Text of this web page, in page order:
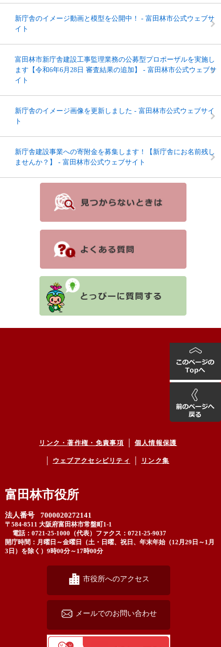
新庁舎のイメージ動画と模型を公開中！ - 富田林市公式ウェブサ
イト
富田林市新庁舎建設工事監理業務の公募型プロポーザルを実施し
ます【令和6年6月28日 審査結果の追加】 - 富田林市公式ウェブサ
イト
新庁舎のイメージ画像を更新しました - 富田林市公式ウェブサイ
ト
新庁舎建設事業への寄附金を募集します！【新庁舎にお名前残し
ませんか？】 - 富田林市公式ウェブサイト
リンク・著作権・免責事項 個人情報保護
ウェブアクセシビリティ リンク集
富田林市役所
法人番号 7000020272141
〒584-8511 大阪府富田林市常盤町1-1
電話：0721-25-1000（代表） ファクス：0721-25-9037
開庁時間：月曜日～金曜日（土・日曜、祝日、年末年始（12月29日～1月
3日）を除く）9時00分～17時00分
市役所へのアクセス
メールでのお問い合わせ